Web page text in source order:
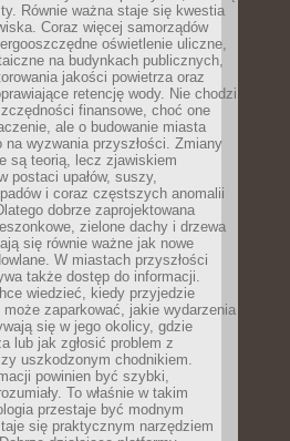
Równie ważna staje się kwestia
Coraz więcej samorządów
oświetlenie uliczne,
na budynkach publicznych,
jakości powietrza oraz
retencję wody. Nie chodzi
finansowe, choć one
ale o budowanie miasta
na wyzwania przyszłości. Zmiany
są teorią, lecz zjawiskiem
postaci upałów, suszy,
i coraz częstszych anomalii
dobrze zaprojektowana
zielone dachy i drzewa
się równie ważne jak nowe
W miastach przyszłości
także dostęp do informacji.
wiedzieć, kiedy przyjedzie
zaparkować, jakie wydarzenia
się w jego okolicy, gdzie
lub jak zgłosić problem z
uszkodzonym chodnikiem.
powinien być szybki,
To właśnie w takim
przestaje być modnym
się praktycznym narzędziem